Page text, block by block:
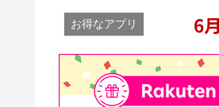
お得なアプリ